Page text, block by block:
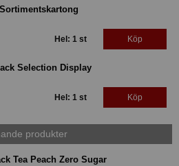
Hel: 1 st Köp
Selection Display
Hel: 1 st Köp
produkter
Tea Peach Zero Sugar